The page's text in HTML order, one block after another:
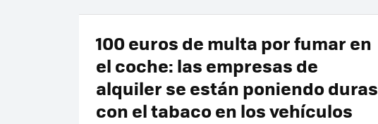
100 euros de multa por fumar en
el coche: las empresas de
alquiler se están poniendo duras
con el tabaco en los vehículos